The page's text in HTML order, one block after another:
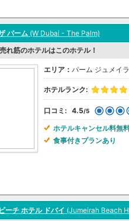
パーム (W Dubai - The Palm)
れ筋のホテルはこのホテル！
エリア： パーム ジュメイラ
ホテルランク:
口コミ: 4.5/5
ホテルキャンセル料無
食事付きプランあり
ーチ ホテル ドバイ (Jumeirah Beach